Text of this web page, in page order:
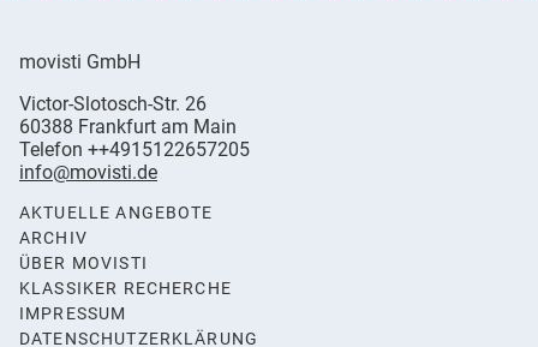
movisti GmbH
classic
automobiles
Victor-Slotosch-Str. 26
60388 Frankfurt am Main
Germany
Telefon ++4915122657205
info@movisti.de
AKTUELLE ANGEBOTE
ARCHIV
ÜBER MOVISTI
KLASSIKER RECHERCHE
IMPRESSUM
DATENSCHUTZERKLÄRUNG